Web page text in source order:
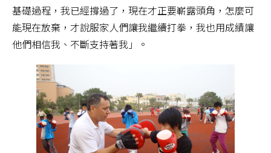
基礎過程，我已經撐過了，現在才正要嶄露頭角，怎麼可
能現在放棄，才說服家人們讓我繼續打拳，我也用成績讓
他們相信我、不斷支持著我」。